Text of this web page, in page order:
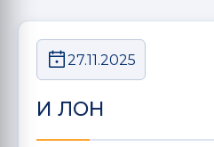
27.11.2025
И ЛОН